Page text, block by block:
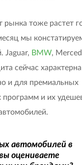
тоже растет
мы
Jaguar, BMW,
сейчас
и для премиальных
программ и их
автомобилей в
оцениваете